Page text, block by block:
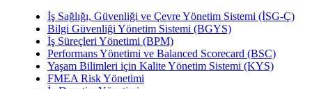
İş Sağlığı, Güvenliği ve Çevre Yönetim Sistemi (İSG-Ç)
Bilgi Güvenliği Yönetim Sistemi (BGYS)
İş Süreçleri Yönetimi (BPM)
Performans Yönetimi ve Balanced Scorecard (BSC)
Yaşam Bilimleri için Kalite Yönetim Sistemi (KYS)
FMEA Risk Yönetimi